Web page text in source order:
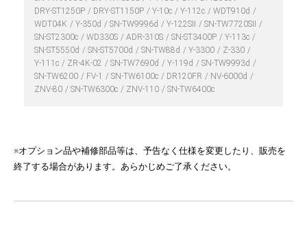
DRY-ST1250P
DRY-ST1150P Y-10c Y-112c
WDT910d
WDT04K
Y-350d SN-TW9996d Y-122SⅡ
SN-TW7720SⅡ
SN-ST2300c
WD330S ADR-310S SN-ST3400P
Y-113c
SN-ST5550d
SN-ST5700d SN-TW88d Y-3300
Z-330
Y-111c
ZR-4K-02 SN-TW7690d Y-119d
SN-TW9993d
SN-TW6200
FV-1 SN-TW6100c DR120FR
NV-6000d
ZNV-80
SN-TW6300c ZNV-110 SN-TW6400c
※オプション品や補修部品等は、予告なく仕様を変更したり、販売を
終了する場合があります。あらかじめご了承ください。